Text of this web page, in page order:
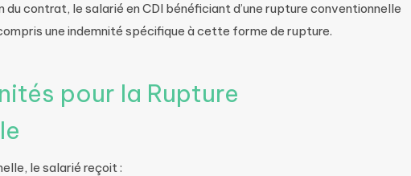
du contrat, le salarié en CDI bénéficiant d’une rupture conventionnelle
une indemnité spécifique à cette forme de rupture.
pour la Rupture
le salarié reçoit :